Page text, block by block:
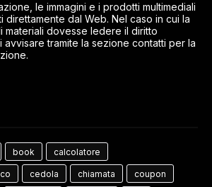
le immagini e i prodotti multimediali
direttamente dal Web. Nel caso in cui la
materiali dovesse ledere il diritto
tramite la sezione contatti per la
book calcolatore
cedola chiamata coupon